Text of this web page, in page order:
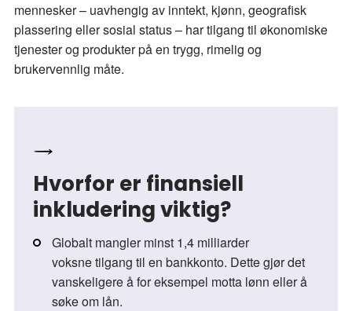
mennesker – uavhengig av inntekt, kjønn, geografisk
plassering eller sosial status – har tilgang til økonomiske
tjenester og produkter på en trygg, rimelig og
brukervennlig måte.
Hvorfor er finansiell
inkludering viktig?
Globalt mangler minst 1,4 milliarder
voksne tilgang til en bankkonto. Dette gjør det
vanskeligere å for eksempel motta lønn eller å
søke om lån.